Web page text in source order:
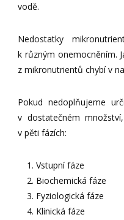
vodě.
Nedostatky
k různým onemocněním.
z mikronutrientů chybí v
Pokud nedoplňujeme
v dostatečném
v pěti fázích:
Vstupní fáze
Biochemická fáze
Fyziologická fáze
Klinická fáze